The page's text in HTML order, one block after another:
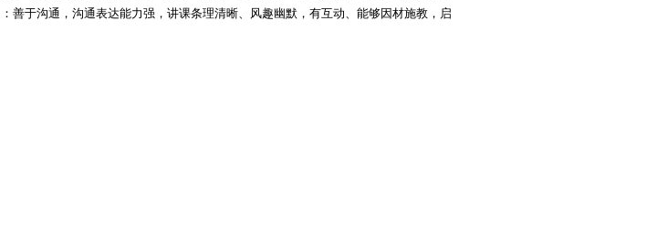
善于沟通，沟通表达能力强，讲课条理清晰、风趣幽默，有互动、能够因材施教，启